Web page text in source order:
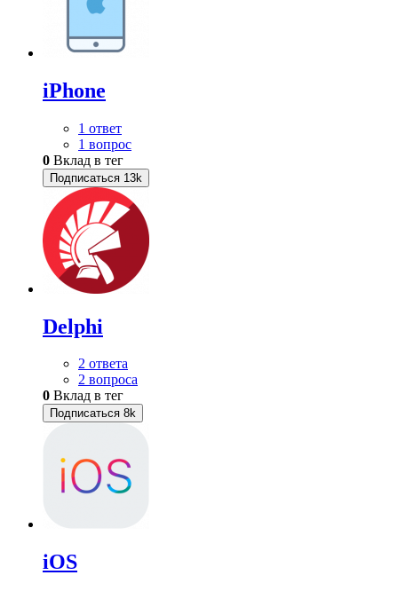
iPhone
1 ответ
1 вопрос
0 Вклад в тег
Подписаться 13k
Delphi
2 ответа
2 вопроса
0 Вклад в тег
Подписаться 8k
iOS